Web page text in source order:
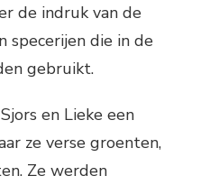
de indruk van de
specerijen die in de
gebruikt.
en Lieke een
ze verse groenten,
Ze werden